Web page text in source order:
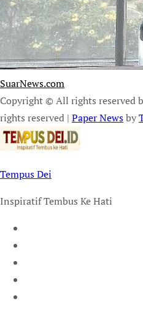
SuarNews.com
Copyright © All rights reserved
rights reserved | Paper Newsby
Tempus Dei
Inspiratif Tembus Ke Hati